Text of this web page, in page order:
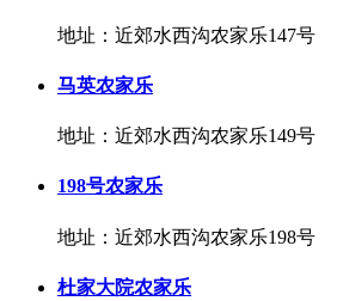
地址：近郊水西沟农家乐147号
马英农家乐
地址：近郊水西沟农家乐149号
198号农家乐
地址：近郊水西沟农家乐198号
杜家大院农家乐